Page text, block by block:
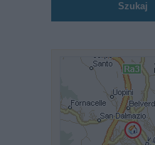
Szukaj